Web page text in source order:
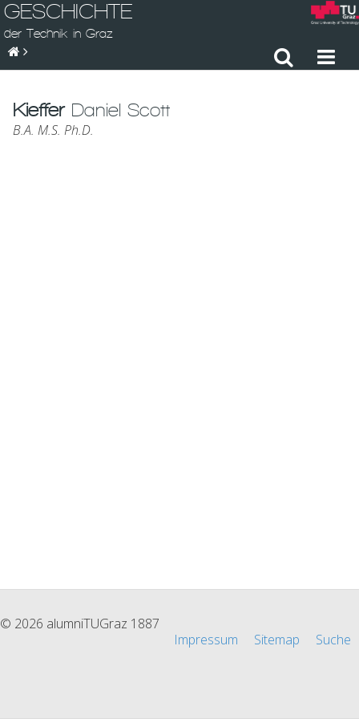
GESCHICHTE
der Technik in Graz
KiefferDaniel Scott
B.A. M.S. Ph.D.
© 2026 alumniTUGraz 1887
Impressum
Sitemap Suche